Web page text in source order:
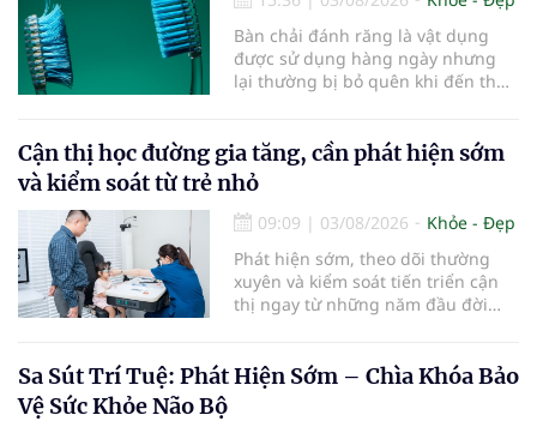
Bàn chải đánh răng là vật dụng
được sử dụng hàng ngày nhưng
lại thường bị bỏ quên khi đến thời
bàn chải quá lâu có thể làm giảm
hiệu quả làm sạch và ảnh hưởng
đến sức khỏe răng miệng...
Cận thị học đường gia tăng, cần phát hiện sớm
và kiểm soát từ trẻ nhỏ
09:09 | 03/08/2026
Khỏe - Đẹp
Phát hiện sớm, theo dõi thường
xuyên và kiểm soát tiến triển cận
thị ngay từ những năm đầu đời
trẻ. Đây cũng là định hướng của
Trung tâm Nhãn nhi và Kiểm soát
Sa Sút Trí Tuệ: Phát Hiện Sớm – Chìa Khóa Bảo
Vệ Sức Khỏe Não Bộ